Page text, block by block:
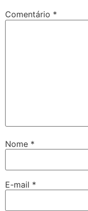
Comentário *
Nome *
E-mail *